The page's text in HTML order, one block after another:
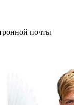
почты